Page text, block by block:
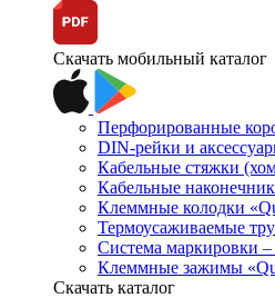
Скачать мобильный каталог
Перфорированные
DIN-рейки и
Кабельные стяжки
Кабельные
Клеммные колодки
Термоусаживаемые
Система маркировки
Клеммные зажимы
Скачать каталог